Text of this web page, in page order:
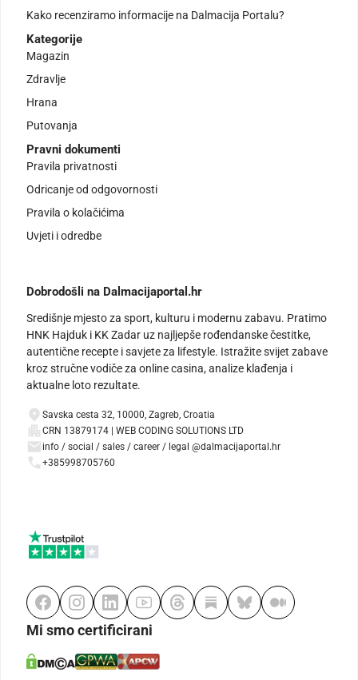
Kako recenziramo informacije na Dalmacija Portalu?
Kategorije
Magazin
Zdravlje
Hrana
Putovanja
Pravni dokumenti
Pravila privatnosti
Odricanje od odgovornosti
Pravila o kolačićima
Uvjeti i odredbe
Dobrodošli na Dalmacijaportal.hr
Središnje mjesto za sport, kulturu i modernu zabavu. Pratimo
HNK Hajduk i KK Zadar uz najljepše rođendanske čestitke,
autentične recepte i savjete za lifestyle. Istražite svijet zabave
kroz stručne vodiče za online casina, analize klađenja i
aktualne loto rezultate.
Savska cesta 32, 10000, Zagreb, Croatia
CRN 13879174 | WEB CODING SOLUTIONS LTD
info / social / sales / career / legal @dalmacijaportal.hr
+385998705760
Mi smo certificirani